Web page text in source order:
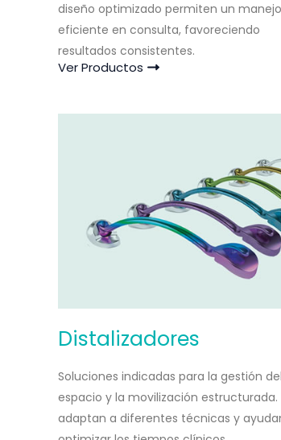
diseño optimizado permiten un manejo
eficiente en consulta, favoreciendo
resultados consistentes.
Ver Productos
Distalizadores
Soluciones indicadas para la gestión del
espacio y la movilización estructurada.
adaptan a diferentes técnicas y